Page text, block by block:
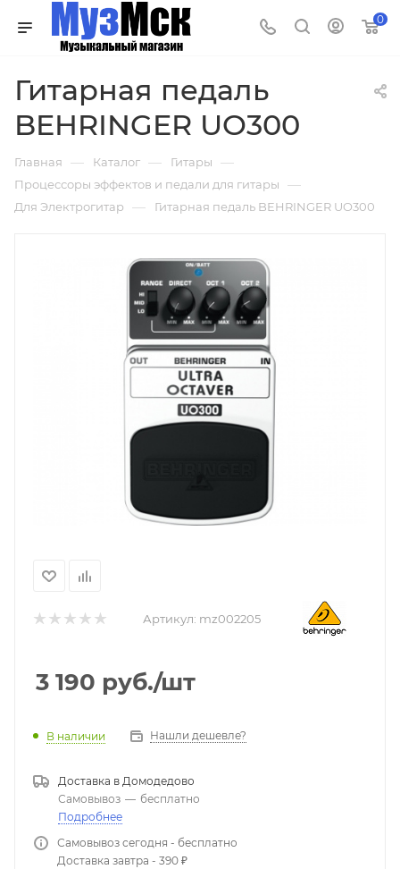
0
Гитарная педаль
BEHRINGER UO300
Главная — Каталог — Гитары —
Процессоры эффектов и педали для гитары —
Для Электрогитар — Гитарная педаль BEHRINGER UO300
Артикул: mz002205
3 190 руб./шт
В наличии Нашли дешевле?
Доставка в Домодедово
Самовывоз — бесплатно
Подробнее
Самовывоз сегодня - бесплатно
Доставка завтра - 390 ₽